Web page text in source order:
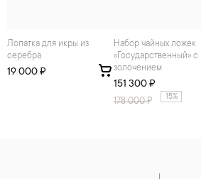
Лопатка для икры из
серебра
19 000 ₽
Набор чайных ложек
«Государственный» с
золочением
151 300 ₽
178 000₽ 15%